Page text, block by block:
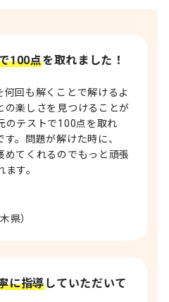
県）
100点を取れました！
何回も解くことで解けるよ
の楽しさを見つけることが
のテストで100点を取れ
。問題が解けた時に、
めてくれるのでもっと頑張
す。
に指導していただいて